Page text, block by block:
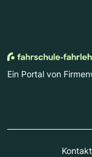
Ein Portal von
Kontakt